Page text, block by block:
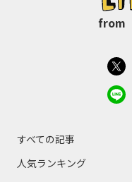
from
すべての記事
人気ランキング